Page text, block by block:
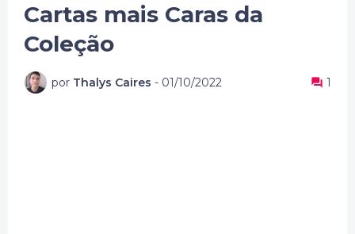
Cartas mais Caras da
Coleção
por Thalys Caires - 01/10/2022 1